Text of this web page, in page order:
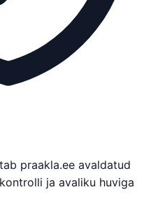
praakla.ee avaldatud
ja avaliku huviga